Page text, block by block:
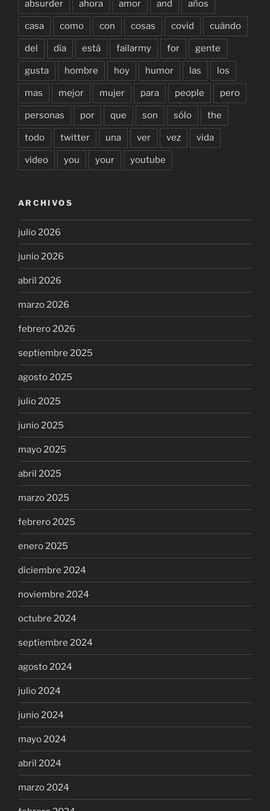
absurder ahora amor and años
casa como con cosas covid cuándo
del día está failarmy for gente
gusta hombre hoy humor las los
mas mejor mujer para people pero
personas por que son sólo the
todo twitter una ver vez vida
video you your youtube
ARCHIVOS
julio 2026
junio 2026
abril 2026
marzo 2026
febrero 2026
septiembre 2025
agosto 2025
julio 2025
junio 2025
mayo 2025
abril 2025
marzo 2025
febrero 2025
enero 2025
diciembre 2024
noviembre 2024
octubre 2024
septiembre 2024
agosto 2024
julio 2024
junio 2024
mayo 2024
abril 2024
marzo 2024